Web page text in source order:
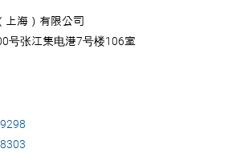
上海）有限公司
号张江集电港7号楼106室